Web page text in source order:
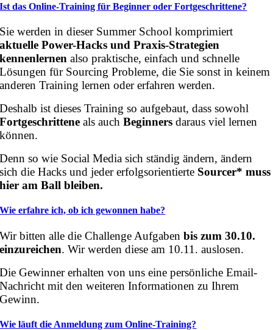
Ist das Online-Training für Beginner oder Fortgeschrittene?
Sie werden in dieser Summer School komprimiert
aktuelle Power-Hacks und Praxis-Strategien
kennenlernen also praktische, einfach und schnelle
Lösungen für Sourcing Probleme, die Sie sonst in keinem
anderen Training lernen oder erfahren werden.
Deshalb ist dieses Training so aufgebaut, dass sowohl
Fortgeschrittene als auchBeginners daraus viel lernen
können.
Denn so wie Social Media sich ständig ändern, ändern
sich die Hacks und jeder erfolgsorientierte Sourcer* muss
hier am Ball bleiben.
Wie erfahre ich, ob ich gewonnen habe?
Wir bitten alle die Challenge Aufgabenbis zum 30.10.
einzureichen. Wir werden diese am 10.11. auslosen.
Die Gewinner erhalten von uns eine persönliche Email-
Nachricht mit den weiteren Informationen zu Ihrem
Gewinn.
Wie läuft die Anmeldung zum Online-Training?